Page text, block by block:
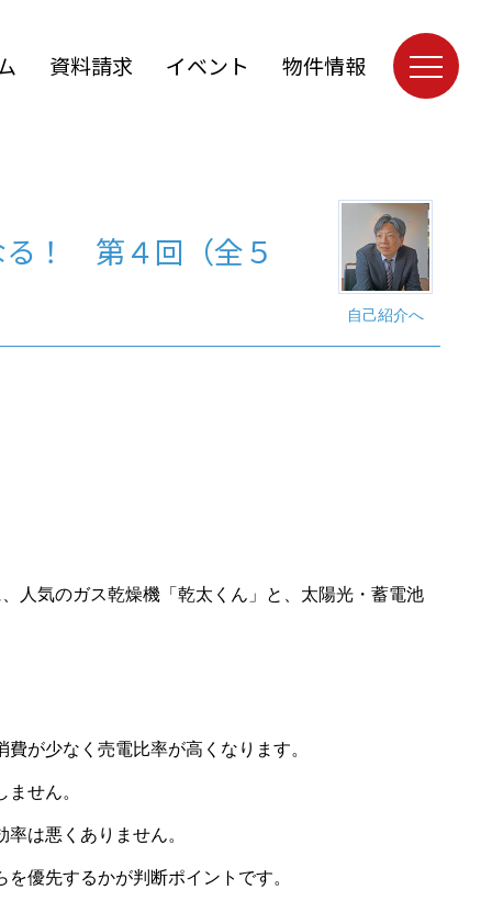
資料請求 イベント 物件情報
自己紹介へ
る！ 第４回（全５
人気のガス乾燥機「乾太くん」と、太陽光・蓄電池
が少なく売電比率が高くなります。
せん。
は悪くありません。
を優先するかが判断ポイントです。